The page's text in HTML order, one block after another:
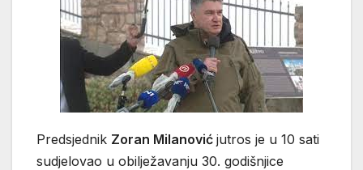
Predsjednik Zoran Milanović jutros je u 10 sati
sudjelovao u obilježavanju 30. godišnjice